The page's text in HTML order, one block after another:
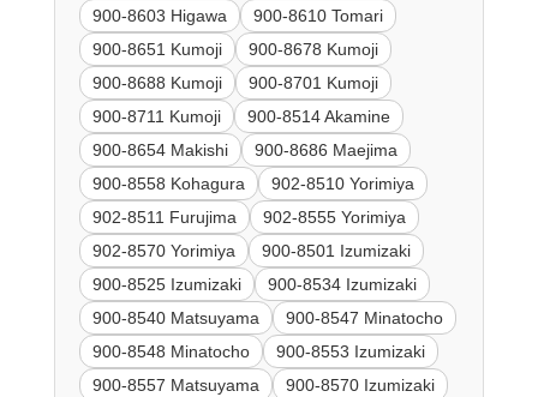
900-8603 Higawa
900-8610 Tomari
900-8651 Kumoji
900-8678 Kumoji
900-8688 Kumoji
900-8701 Kumoji
900-8711 Kumoji
900-8514 Akamine
900-8654 Makishi
900-8686 Maejima
900-8558 Kohagura
902-8510 Yorimiya
902-8511 Furujima
902-8555 Yorimiya
902-8570 Yorimiya
900-8501 Izumizaki
900-8525 Izumizaki
900-8534 Izumizaki
900-8540 Matsuyama
900-8547 Minatocho
900-8548 Minatocho
900-8553 Izumizaki
900-8557 Matsuyama
900-8570 Izumizaki